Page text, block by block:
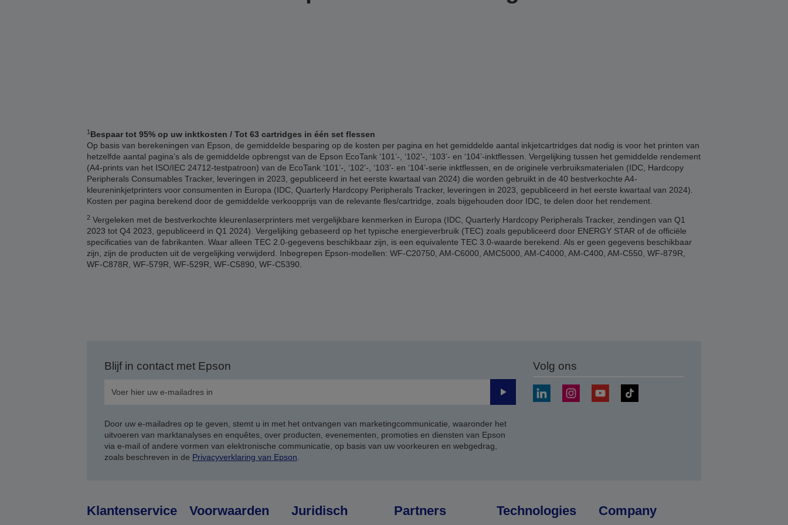
1Bespaar tot 95% op uw inktkosten / Tot 63 cartridges in één set flessen
Op basis van berekeningen van Epson, de gemiddelde besparing op de kosten per pagina en het gemiddelde aantal inkjetcartridges dat nodig is voor het printen van
hetzelfde aantal pagina’s als de gemiddelde opbrengst van de Epson EcoTank ‘101’-, ‘102’-, ‘103’- en ‘104’-inktflessen. Vergelijking tussen het gemiddelde rendement
(A4-prints van het ISO/IEC 24712-testpatroon) van de EcoTank ‘101’-, ‘102’-, ‘103’- en ‘104’-serie inktflessen, en de originele verbruiksmaterialen (IDC, Hardcopy
Peripherals Consumables Tracker, leveringen in 2023, gepubliceerd in het eerste kwartaal van 2024) die worden gebruikt in de 40 bestverkochte A4-
kleureninkjetprinters voor consumenten in Europa (IDC, Quarterly Hardcopy Peripherals Tracker, leveringen in 2023, gepubliceerd in het eerste kwartaal van 2024).
Kosten per pagina berekend door de gemiddelde verkoopprijs van de relevante fles/cartridge, zoals bijgehouden door IDC, te delen door het rendement.
2Vergeleken met de bestverkochte kleurenlaserprinters met vergelijkbare kenmerken in Europa (IDC, Quarterly Hardcopy Peripherals Tracker, zendingen van Q1
2023 tot Q4 2023, gepubliceerd in Q1 2024). Vergelijking gebaseerd op het typische energieverbruik (TEC) zoals gepubliceerd door ENERGY STAR of de officiële
specificaties van de fabrikanten. Waar alleen TEC 2.0-gegevens beschikbaar zijn, is een equivalente TEC 3.0-waarde berekend. Als er geen gegevens beschikbaar
zijn, zijn de producten uit de vergelijking verwijderd. Inbegrepen Epson-modellen: WF-C20750, AM-C6000, AMC5000, AM-C4000, AM-C400, AM-C550, WF-879R,
WF-C878R, WF-579R, WF-529R, WF-C5890, WF-C5390.
Blijf in contact met Epson
Verzenden
Door uw e-mailadres op te geven, stemt u in met het ontvangen van marketingcommunicatie, waaronder het
uitvoeren van marktanalyses en enquêtes, over producten, evenementen, promoties en diensten van Epson
via e-mail of andere vormen van elektronische communicatie, op basis van uw voorkeuren en webgedrag,
zoals beschreven in de Privacyverklaring van Epson
Volg ons
Klantenservice Voorwaarden Juridisch Partners Technologies Company